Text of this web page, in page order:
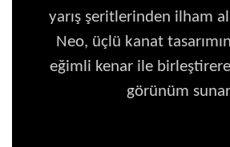
yarış şeritlerinden ilham
Neo, üçlü kanat
eğimli kenar ile
görünüm